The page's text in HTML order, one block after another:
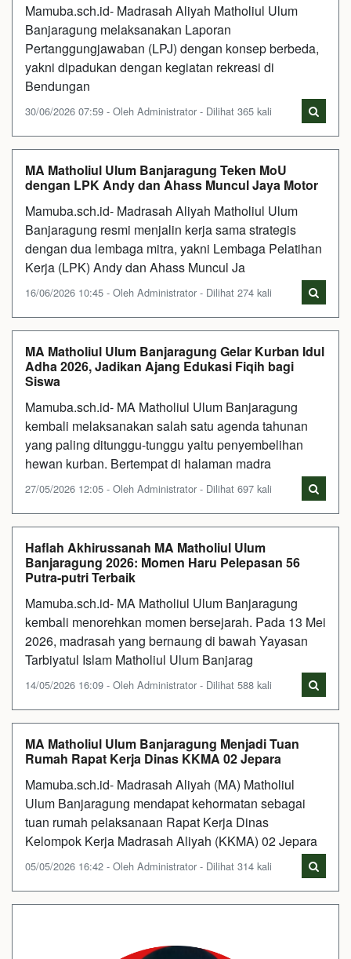
Mamuba.sch.id- Madrasah Aliyah Matholiul Ulum
Banjaragung melaksanakan Laporan
Pertanggungjawaban (LPJ) dengan konsep berbeda,
yakni dipadukan dengan kegiatan rekreasi di
Bendungan
30/06/2026 07:59 - Oleh Administrator - Dilihat 365 kali
MA Matholiul Ulum Banjaragung Teken MoU
dengan LPK Andy dan Ahass Muncul Jaya Motor
Mamuba.sch.id- Madrasah Aliyah Matholiul Ulum
Banjaragung resmi menjalin kerja sama strategis
dengan dua lembaga mitra, yakni Lembaga Pelatihan
Kerja (LPK) Andy dan Ahass Muncul Ja
16/06/2026 10:45 - Oleh Administrator - Dilihat 274 kali
MA Matholiul Ulum Banjaragung Gelar Kurban Idul
Adha 2026, Jadikan Ajang Edukasi Fiqih bagi
Siswa
Mamuba.sch.id- MA Matholiul Ulum Banjaragung
kembali melaksanakan salah satu agenda tahunan
yang paling ditunggu-tunggu yaitu penyembelihan
hewan kurban. Bertempat di halaman madra
27/05/2026 12:05 - Oleh Administrator - Dilihat 697 kali
Haflah Akhirussanah MA Matholiul Ulum
Banjaragung 2026: Momen Haru Pelepasan 56
Putra-putri Terbaik
Mamuba.sch.id- MA Matholiul Ulum Banjaragung
kembali menorehkan momen bersejarah. Pada 13 Mei
2026, madrasah yang bernaung di bawah Yayasan
Tarbiyatul Islam Matholiul Ulum Banjarag
14/05/2026 16:09 - Oleh Administrator - Dilihat 588 kali
MA Matholiul Ulum Banjaragung Menjadi Tuan
Rumah Rapat Kerja Dinas KKMA 02 Jepara
Mamuba.sch.id- Madrasah Aliyah (MA) Matholiul
Ulum Banjaragung mendapat kehormatan sebagai
tuan rumah pelaksanaan Rapat Kerja Dinas
Kelompok Kerja Madrasah Aliyah (KKMA) 02 Jepara
05/05/2026 16:42 - Oleh Administrator - Dilihat 314 kali